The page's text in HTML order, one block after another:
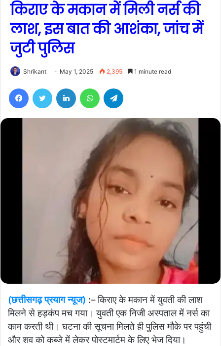
किराए के मकान में मिली नर्स की
लाश, इस बात की आशंका, जांच में
जुटी पुलिस
Shrikant May 1, 2025 2,395 1 minute read
(छत्तीसगढ़ प्रयाग न्यूज) :– किराए के मकान में युवती की लाश
मिलने से हड़कंप मच गया। युवती एक निजी अस्पताल में नर्स का
काम करती थी। घटना की सूचना मिलते ही पुलिस मौके पर पहुंची
और शव को कब्जे में लेकर पोस्टमार्टम के लिए भेज दिया।